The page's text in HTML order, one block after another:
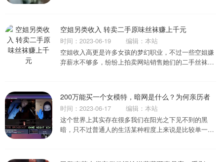
空姐另类收入 转卖二手原味丝袜赚上千元
时间：2023-06-19
编辑：本站
空姐收入高更是许多女孩的梦幻职业，不过一些空姐嫌
弃薪水不够多，纷纷上拍卖网站销售她们的二手丝袜和
200万能买一个女模特，暗网是什么？为何亲历者
时间：2023-06-17
编辑：本站
这个世界上其实存在很多我们在阳光之下见不到的黑
暗，只不过普通人的生活某种程度上来说是比较单一